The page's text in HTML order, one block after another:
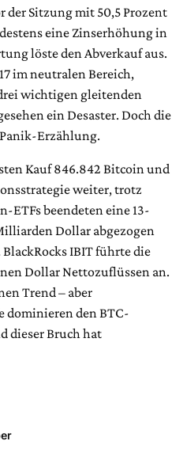
der Sitzung mit 50,5 Prozent
eine Zinserhöhung in
löste den Abverkauf aus.
im neutralen Bereich,
wichtigen gleitenden
ein Desaster. Doch die
Erzählung.
Kauf 846.842 Bitcoin und
weiter, trotz
ETFs beendeten eine 13-
Dollar abgezogen
BlackRocks IBIT führte die
Dollar Nettozuflüssen an.
Trend – aber
den BTC-
dieser Bruch hat